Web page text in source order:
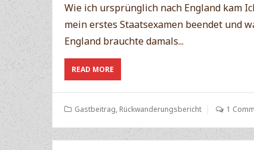
Wie ich ursprünglich nach England kam
mein erstes Staatsexamen beendet und
England brauchte damals...
READ MORE
GASTBEITRAG:
MEIN
ABENTEUER
–
RÜCKWANDERUNG
Gastbeitrag, Rückwanderungsbericht 1